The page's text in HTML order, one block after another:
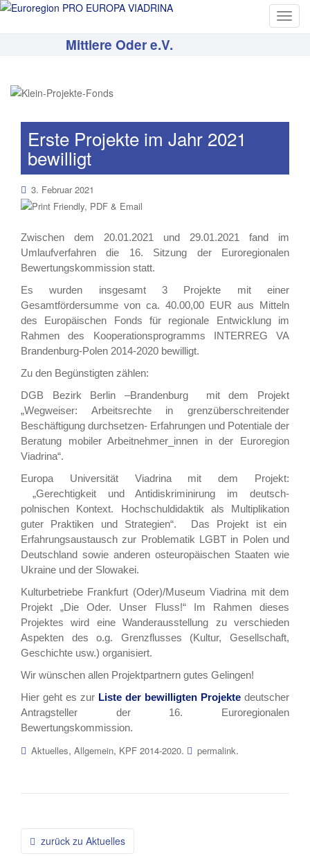
T
g
o
n
Mittlere Oder e.V.
Erste Projekte im Jahr 2021
bewilligt
3. Februar 2021
Zwischen dem 20.01.2021 und 29.01.2021 fand im
Umlaufverfahren die 16. Sitzung der Euroregionalen
Bewertungskommission statt.
Es wurden insgesamt 3 Projekte mit einer
Gesamtfördersumme von ca. 40.00,00 EUR aus Mitteln
des Europäischen Fonds für regionale Entwicklung im
Rahmen des Kooperationsprogramms INTERREG VA
Brandenburg-Polen 2014-2020 bewilligt.
Zu den Begünstigten zählen:
DGB Bezirk Berlin –Brandenburg mit dem Projekt
„Wegweiser: Arbeitsrechte in grenzüberschreitender
Beschäftigung durchsetzen- Erfahrungen und Potentiale der
Beratung mobiler Arbeitnehmer_innen in der Euroregion
Viadrina“.
Europa Universität Viadrina mit dem Projekt:
„Gerechtigkeit und Antidiskriminirung im deutsch-
polnischen Kontext. Hochschuldidaktik als Multiplikation
guter Praktiken und Strategien“. Das Projekt ist ein
Erfahrungsaustausch zur Problematik LGBT in Polen und
Deutschland sowie anderen osteuropäischen Staaten wie
Ukraine und der Slowakei.
Kulturbetriebe Frankfurt (Oder)/Museum Viadrina mit dem
Projekt „Die Oder. Unser Fluss!“ Im Rahmen dieses
Projektes wird eine Wanderausstellung zu verschieden
Aspekten des o.g. Grenzflusses (Kultur, Gesellschaft,
Geschichte usw.) organisiert.
Wir wünschen allen Projektpartnern gutes Gelingen!
Hier geht es zur Liste der bewilligten Projekte deutscher
Antragsteller der 16. Euroregionalen
Bewertungskommission.
Aktuelles, Allgemein, KPF 2014-2020. permalink.
Beitragsnavigation
zurück zu Aktuelles